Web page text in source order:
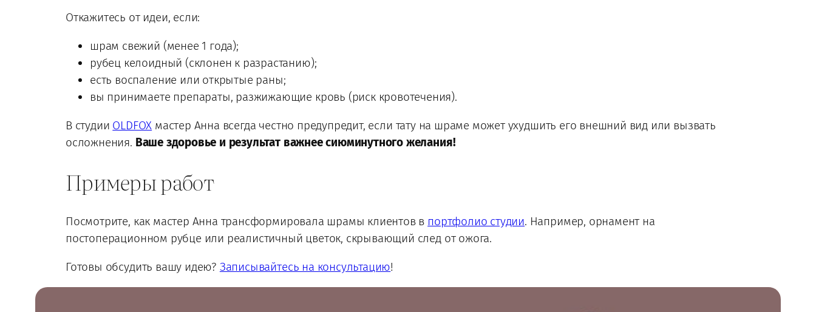
Откажитесь от идеи, если:
шрам свежий (менее 1 года);
рубец келоидный (склонен к разрастанию);
есть воспаление или открытые раны;
вы принимаете препараты, разжижающие кровь (риск кровотечения).
В студии OLDFOX мастер Анна всегда честно предупредит, если тату на шраме может ухудшить его внешний вид или вызвать
осложнения. Ваше здоровье и результат важнее сиюминутного желания!
Примеры работ
Посмотрите, как мастер Анна трансформировала шрамы клиентов в портфолио студии. Например, орнамент на
постоперационном рубце или реалистичный цветок, скрывающий след от ожога.
Готовы обсудить вашу идею? Записывайтесь на консультацию!